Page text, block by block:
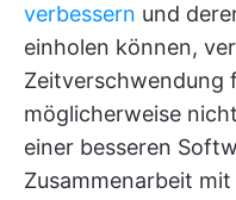
verbessern und
einholen können,
Zeitverschwendung
möglicherweise
einer besseren
Zusammenarbeit